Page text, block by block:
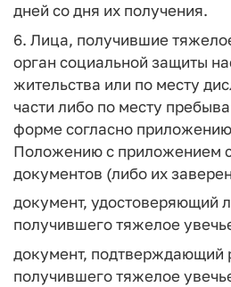
дней со дня их получения.
6. Лица, получившие
орган социальной защиты
жительства или по месту
части либо по месту
форме согласно
Положению с приложением
документов (либо их
документ, удостоверяющий
получившего тяжелое
документ, подтверждающий
получившего тяжелое